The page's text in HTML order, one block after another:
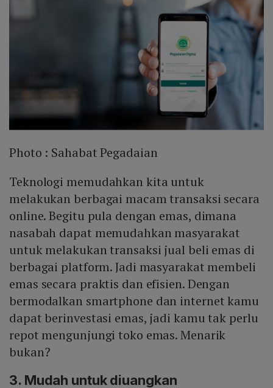
Photo : Sahabat Pegadaian
Teknologi memudahkan kita untuk
melakukan berbagai macam transaksi secara
online. Begitu pula dengan emas, dimana
nasabah dapat memudahkan masyarakat
untuk melakukan transaksi jual beli emas di
berbagai platform. Jadi masyarakat membeli
emas secara praktis dan efisien. Dengan
bermodalkan smartphone dan internet kamu
dapat berinvestasi emas, jadi kamu tak perlu
repot mengunjungi toko emas. Menarik
bukan?
3. Mudah untuk diuangkan